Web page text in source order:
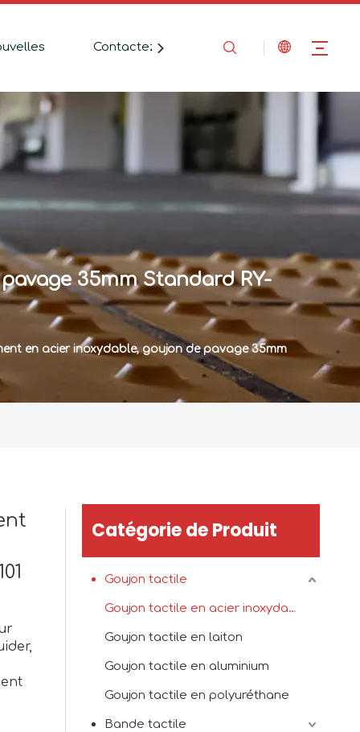
Contactez-Nous
35mm Standard RY-
en acier inoxydable, goujon de pavage 35mm
Catégorie de Produit
Goujon tactile
Goujon tactile en acier inoxydable
Goujon tactile en laiton
Goujon tactile en aluminium
Goujon tactile en polyuréthane
Bande tactile